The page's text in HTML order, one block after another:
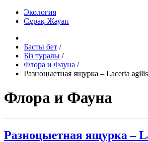
Экология
Сұрақ-Жауап
Басты бет /
Біз туралы /
Флора и Фауна /
Разноцыетная ящурка – Lacerta agilis
Флора и Фауна
Разноцыетная ящурка –